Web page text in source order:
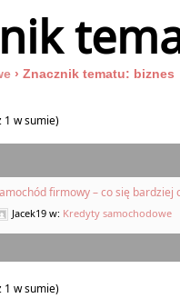
› Znacznik tematu: biznes
1 w sumie)
firmowy – co się bardziej
Jacek19 w: Kredyty samochodowe
1 w sumie)